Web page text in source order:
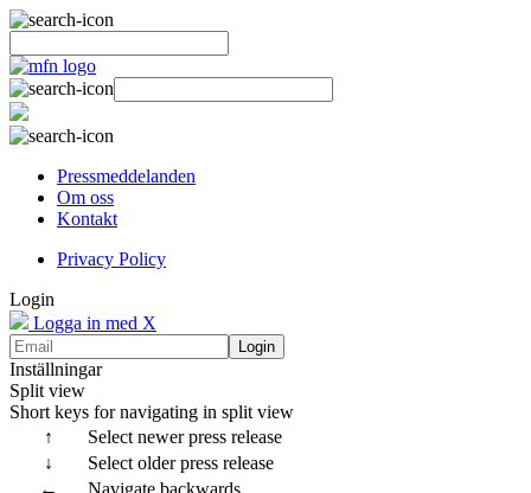
Pressmeddelanden
Om oss
Kontakt
Privacy Policy
Login
Logga in med X
Login
Inställningar
Split view
Short keys for navigating in split view
↑
Select newer press release
↓
Select older press release
←
Navigate backwards